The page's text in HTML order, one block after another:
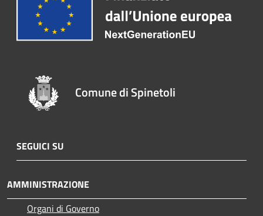
Comune di Spinetoli
SEGUICI SU
AMMINISTRAZIONE
Organi di Governo